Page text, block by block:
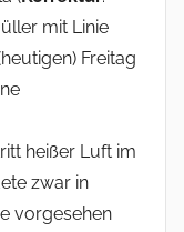
mit Linie
Freitag
heißer Luft im
zwar in
vorgesehen